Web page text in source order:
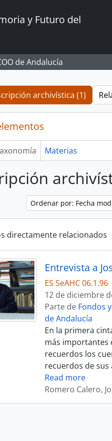
y Futuro del
de Andalucía
archivística (1)
Materias
Ordenar por: Fecha
directamente relacionados
Entrevista a
ES SeAHC 06.1.96
12 de diciembre
Parte de Fondos
de Andalucía
En la primera
más importantes
recuerdos los
recuerdos de
Read more
Romero Calero,